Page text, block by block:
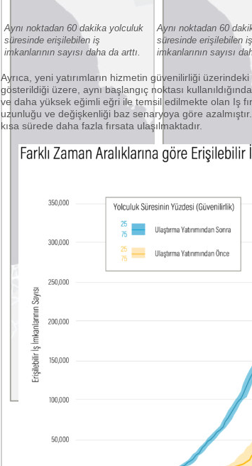
Aynı noktadan 60 dakika yolculuk
süresinde erişilebilen iş
imkanlarının sayısı daha da arttı.
Aynı noktadan 60
süresinde erişilebilen iş
imkanlarının sayısı
Ayrıca, yeni yatırımların hizmetin güvenilirliği
gösterildiği üzere, aynı başlangıç ​​noktası
ve daha yüksek eğimli eğri ile temsil edilmekte olan Iş
uzunluğu ve değişkenliği baz senaryoya göre
kısa sürede daha fazla fırsata ulaşılmaktadır.